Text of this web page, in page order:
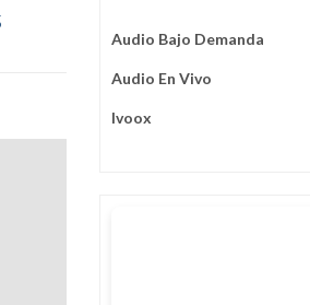
Audio Bajo Demanda
Audio En Vivo
Ivoox